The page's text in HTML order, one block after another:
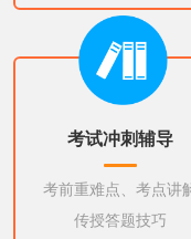
考试冲刺辅导
考前重难点、考点讲
传授答题技巧